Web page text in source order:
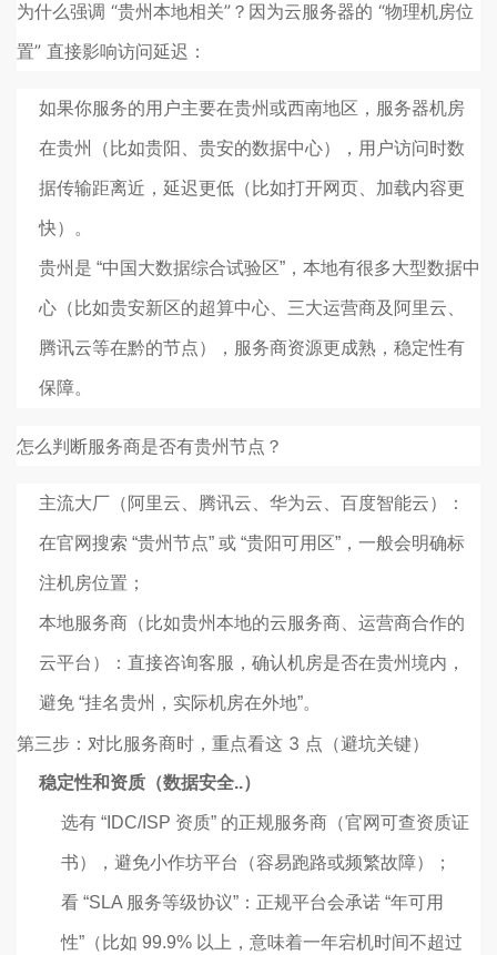
为什么强调 “贵州本地相关”？因为云服务器的 “物理机房位
置” 直接影响访问延迟：
如果你服务的用户主要在贵州或西南地区，服务器机房
在贵州（比如贵阳、贵安的数据中心），用户访问时数
据传输距离近，延迟更低（比如打开网页、加载内容更
快）。
贵州是 “中国大数据综合试验区”，本地有很多大型数据中
心（比如贵安新区的超算中心、三大运营商及阿里云、
腾讯云等在黔的节点），服务商资源更成熟，稳定性有
保障。
怎么判断服务商是否有贵州节点？
主流大厂（阿里云、腾讯云、华为云、百度智能云）：
在官网搜索 “贵州节点” 或 “贵阳可用区”，一般会明确标
注机房位置；
本地服务商（比如贵州本地的云服务商、运营商合作的
云平台）：直接咨询客服，确认机房是否在贵州境内，
避免 “挂名贵州，实际机房在外地”。
第三步：对比服务商时，重点看这 3 点（避坑关键）
稳定性和资质（数据安全..）
选有 “IDC/ISP 资质” 的正规服务商（官网可查资质证
书），避免小作坊平台（容易跑路或频繁故障）；
看 “SLA 服务等级协议”：正规平台会承诺 “年可用
性”（比如 99.9% 以上，意味着一年宕机时间不超过